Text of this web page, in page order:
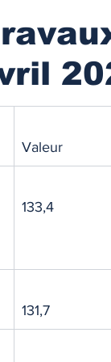
Valeur
133,4
131,7